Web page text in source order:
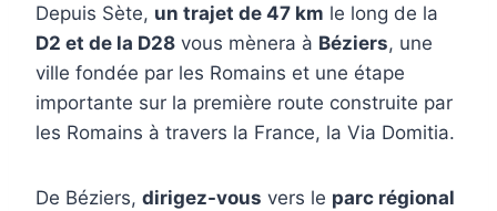
Depuis Sète, un trajet de 47 km le long de la
D2 et de la D28 vous mènera à Béziers, une
ville fondée par les Romains et une étape
importante sur la première route construite par
les Romains à travers la France, la Via Domitia.
De Béziers, dirigez-vous vers le parc régional